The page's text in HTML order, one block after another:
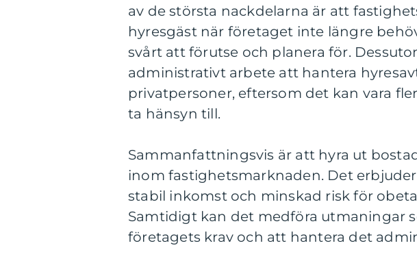
av de största nackdelarna är att
hyresgäst när företaget inte längre
svårt att förutse och planera för.
administrativt arbete att hantera
privatpersoner, eftersom det kan vara
ta hänsyn till.
Sammanfattningsvis är att hyra ut
inom fastighetsmarknaden. Det
stabil inkomst och minskad risk för
Samtidigt kan det medföra utmaningar
företagets krav och att hantera det